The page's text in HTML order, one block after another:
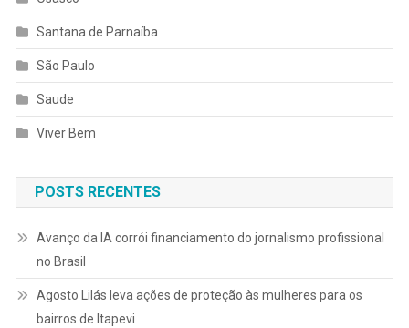
Santana de Parnaíba
São Paulo
Saude
Viver Bem
POSTS RECENTES
Avanço da IA corrói financiamento do jornalismo profissional
no Brasil
Agosto Lilás leva ações de proteção às mulheres para os
bairros de Itapevi